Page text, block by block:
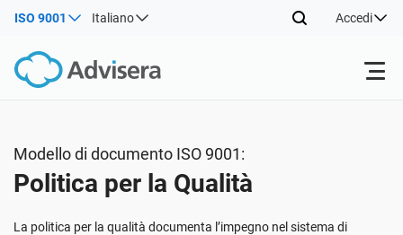
ISO 9001 Italiano Accedi
ISO 27001
Risorse gratuite
Modello di documento ISO 9001:
Politica per la Qualità
La politica per la qualità documenta l’impegno nel sistema di